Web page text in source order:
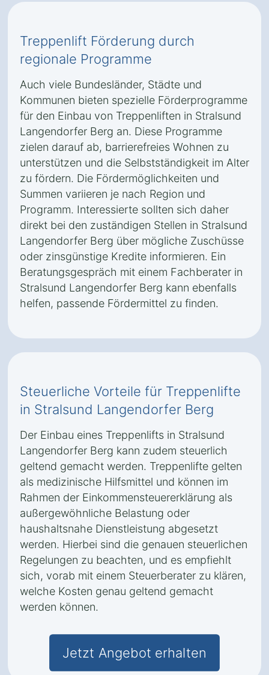
Treppenlift Förderung durch
regionale Programme
Auch viele Bundesländer, Städte und
Kommunen bieten spezielle Förderprogramme
für den Einbau von Treppenliften in Stralsund
Langendorfer Berg an. Diese Programme
zielen darauf ab, barrierefreies Wohnen zu
unterstützen und die Selbstständigkeit im Alter
zu fördern. Die Fördermöglichkeiten und
Summen variieren je nach Region und
Programm. Interessierte sollten sich daher
direkt bei den zuständigen Stellen in Stralsund
Langendorfer Berg über mögliche Zuschüsse
oder zinsgünstige Kredite informieren. Ein
Beratungsgespräch mit einem Fachberater in
Stralsund Langendorfer Berg kann ebenfalls
helfen, passende Fördermittel zu finden.
Steuerliche Vorteile für Treppenlifte
in Stralsund Langendorfer Berg
Der Einbau eines Treppenlifts in Stralsund
Langendorfer Berg kann zudem steuerlich
geltend gemacht werden. Treppenlifte gelten
als medizinische Hilfsmittel und können im
Rahmen der Einkommensteuererklärung als
außergewöhnliche Belastung oder
haushaltsnahe Dienstleistung abgesetzt
werden. Hierbei sind die genauen steuerlichen
Regelungen zu beachten, und es empfiehlt
sich, vorab mit einem Steuerberater zu klären,
welche Kosten genau geltend gemacht
werden können.
Jetzt Angebot erhalten